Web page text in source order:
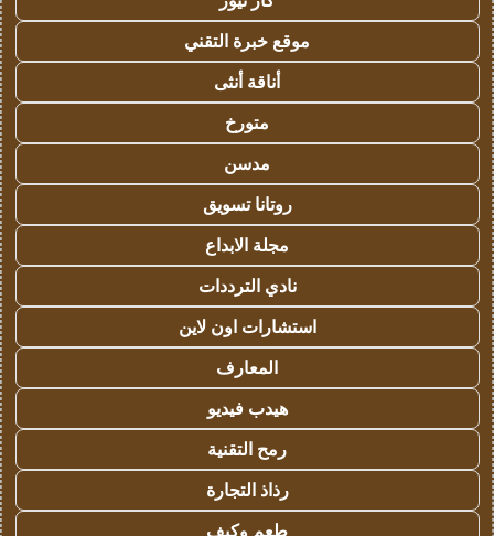
موقع خبرة التقني
أناقة أنثى
متورخ
مدسن
روتانا تسويق
مجلة الابداع
نادي الترددات
استشارات اون لاين
المعارف
هيدب فيديو
رمح التقنية
رذاذ التجارة
طعم وكيف